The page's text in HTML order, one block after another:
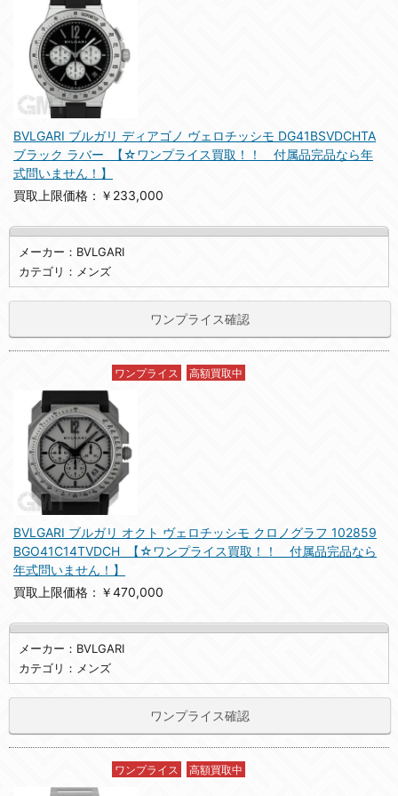
BVLGARI ブルガリ ディアゴノ ヴェロチッシモ DG41BSVDCHTA
ブラック ラバー 【☆ワンプライス買取！！ 付属品完品なら年
式問いません！】
買取上限価格：￥233,000
メーカー：BVLGARI
カテゴリ：メンズ
ワンプライス確認
ワンプライス 高額買取中
BVLGARI ブルガリ オクト ヴェロチッシモ クロノグラフ 102859
BGO41C14TVDCH 【☆ワンプライス買取！！ 付属品完品なら
年式問いません！】
買取上限価格：￥470,000
メーカー：BVLGARI
カテゴリ：メンズ
ワンプライス確認
ワンプライス 高額買取中